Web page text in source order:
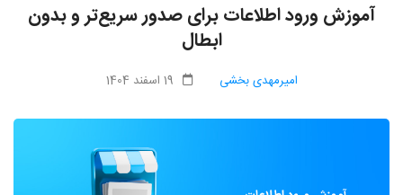
آموزش ورود اطلاعات برای صدور سریع‌تر و بدون
ابطال
امیرمهدی بخشی 19 اسفند 1404